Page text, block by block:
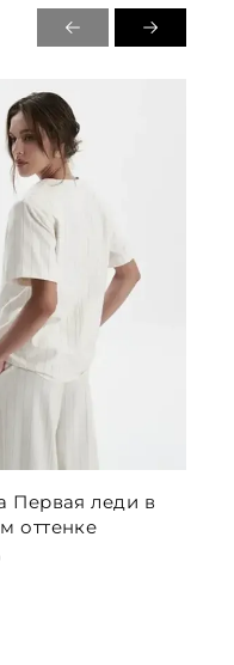
Первая леди в
оттенке